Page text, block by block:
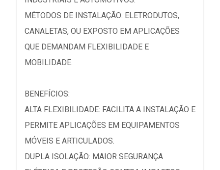
MÉTODOS DE INSTALAÇÃO: ELETRODUTOS,
CANALETAS, OU EXPOSTO EM APLICAÇÕES
QUE DEMANDAM FLEXIBILIDADE E
MOBILIDADE.
BENEFÍCIOS:
ALTA FLEXIBILIDADE: FACILITA A INSTALAÇÃO E
PERMITE APLICAÇÕES EM EQUIPAMENTOS
MÓVEIS E ARTICULADOS.
DUPLA ISOLAÇÃO: MAIOR SEGURANÇA